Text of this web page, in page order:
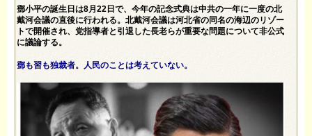
鄧小平の誕生日は8月22日で、今年の記念式典は中共の一年に一度の北
戴河会議の直後に行われる。北戴河会議は河北省の同名の海辺のリゾー
トで開催され、党指導者と引退した長老らが重要な問題について非公式
に議論する。
鄧も習も独裁者。人民のことは考えていない。